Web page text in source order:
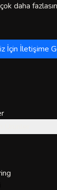
daha
İçin İletişime